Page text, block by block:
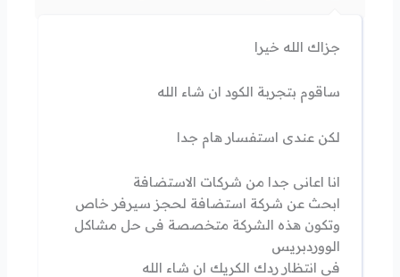
جزاك الله خيرا
ساقوم بتجربة الكود ان شاء الله
لكن عندى استفسار هام جدا
انا اعانى جدا من شركات الاستضافة
ابحث عن شركة استضافة لحجز سيرفر خاص
وتكون هذه الشركة متخصصة فى حل مشاكل
الووردبريس
فى انتظار ردك الكريك ان شاء الله